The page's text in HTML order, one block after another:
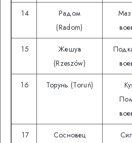
14
Радом
(Radom)
15
Жешув
(Rzeszów)
16 Торунь (Toruń)
17
Сосновец